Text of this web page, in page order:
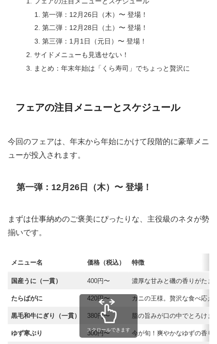
第一弾：12月26日（木）〜 登場！
第二弾：12月28日（土）〜 登場！
第三弾：1月1日（元日）〜 登場！
サイドメニューも見逃せない！
まとめ：年末年始は「くら寿司」でちょっと贅沢に
フェアの注目メニューとスケジュール
今回のフェアは、年末から年始にかけて段階的に豪華メニ
ューが投入されます。
第一弾：12月26日（木）〜 登場！
まずは仕事納めのご褒美にぴったりな、主役級のネタが勢
揃いです。
メニュー名 価格（税込） 特徴
国産うに（一貫） 400円〜 濃厚な甘みと磯の香りがたま
たらばがに 420円〜 カニの王様。贅沢な食べ応え
黒毛和牛にぎり（一貫） 380円〜 脂の旨みが口の中でとろけま
ゆず寒ぶり 300円〜 今が旬！爽やかなゆずの香り
スクロールできます